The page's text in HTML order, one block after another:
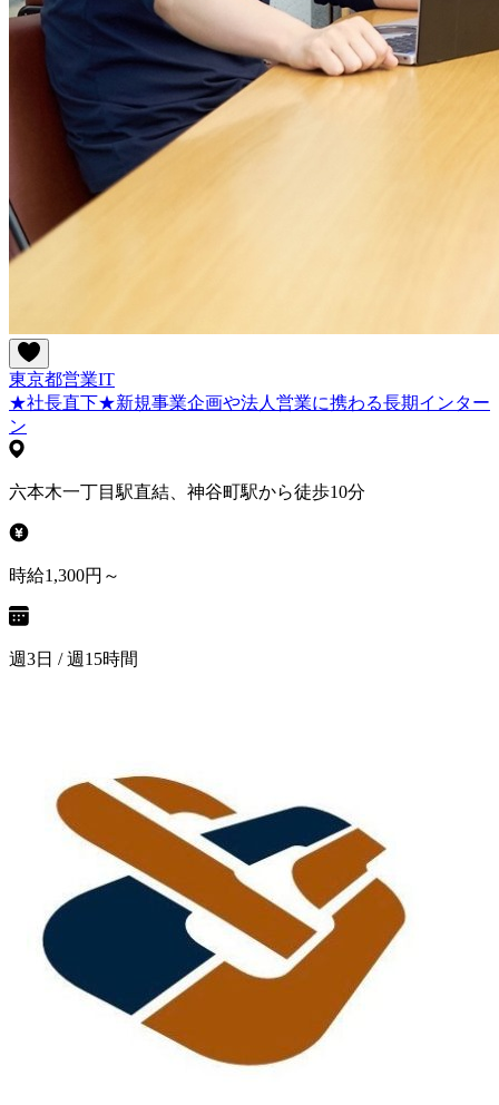
東京都営業IT
★社長直下★新規事業企画や法人営業に携わる長期インター
ン
六本木一丁目駅直結、神谷町駅から徒歩10分
時給1,300円～
週3日 / 週15時間